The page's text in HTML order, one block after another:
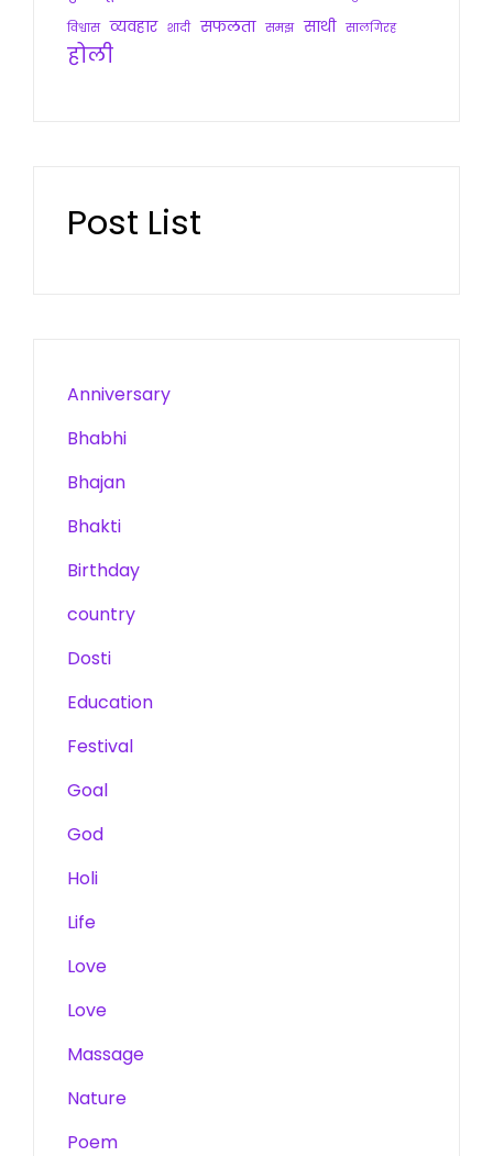
विश्वास व्यवहार शादी सफलता समझ साथी सालगिरह
होली
Post List
Anniversary
Bhabhi
Bhajan
Bhakti
Birthday
country
Dosti
Education
Festival
Goal
God
Holi
Life
Love
Love
Massage
Nature
Poem